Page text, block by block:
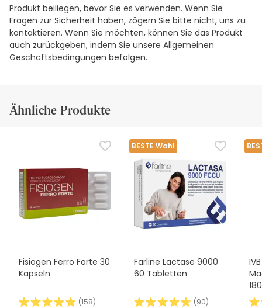
Produkt beiliegen, bevor Sie es verwenden. Wenn Sie
Fragen zur Sicherheit haben, zögern Sie bitte nicht, uns zu
kontaktieren. Wenn Sie möchten, können Sie das Produkt
auch zurückgeben, indem Sie unsere Allgemeinen
Geschäftsbedingungen befolgen.
Ähnliche Produkte
Fisiogen Ferro Forte 30
Kapseln
(158)
BESTE Wahl
Farline Lactase 9000
60 Tabletten
(90)